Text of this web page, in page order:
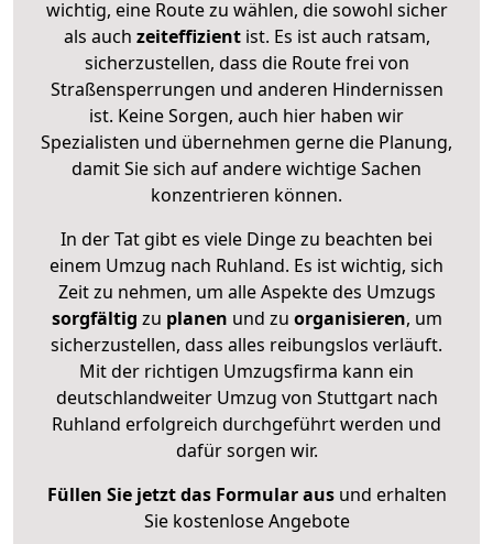
wichtig, eine Route zu wählen, die sowohl sicher
als auch zeiteffizientist. Es ist auch ratsam,
sicherzustellen, dass die Route frei von
Straßensperrungen und anderen Hindernissen
ist. Keine Sorgen, auch hier haben wir
Spezialisten und übernehmen gerne die Planung,
damit Sie sich auf andere wichtige Sachen
konzentrieren können.
In der Tat gibt es viele Dinge zu beachten bei
einem Umzug nach Ruhland. Es ist wichtig, sich
Zeit zu nehmen, um alle Aspekte des Umzugs
sorgfältig zu planen und zu organisieren, um
sicherzustellen, dass alles reibungslos verläuft.
Mit der richtigen Umzugsfirma kann ein
deutschlandweiter Umzug von Stuttgart nach
Ruhland erfolgreich durchgeführt werden und
dafür sorgen wir.
Füllen Sie jetzt das Formular ausund erhalten
Sie kostenlose Angebote